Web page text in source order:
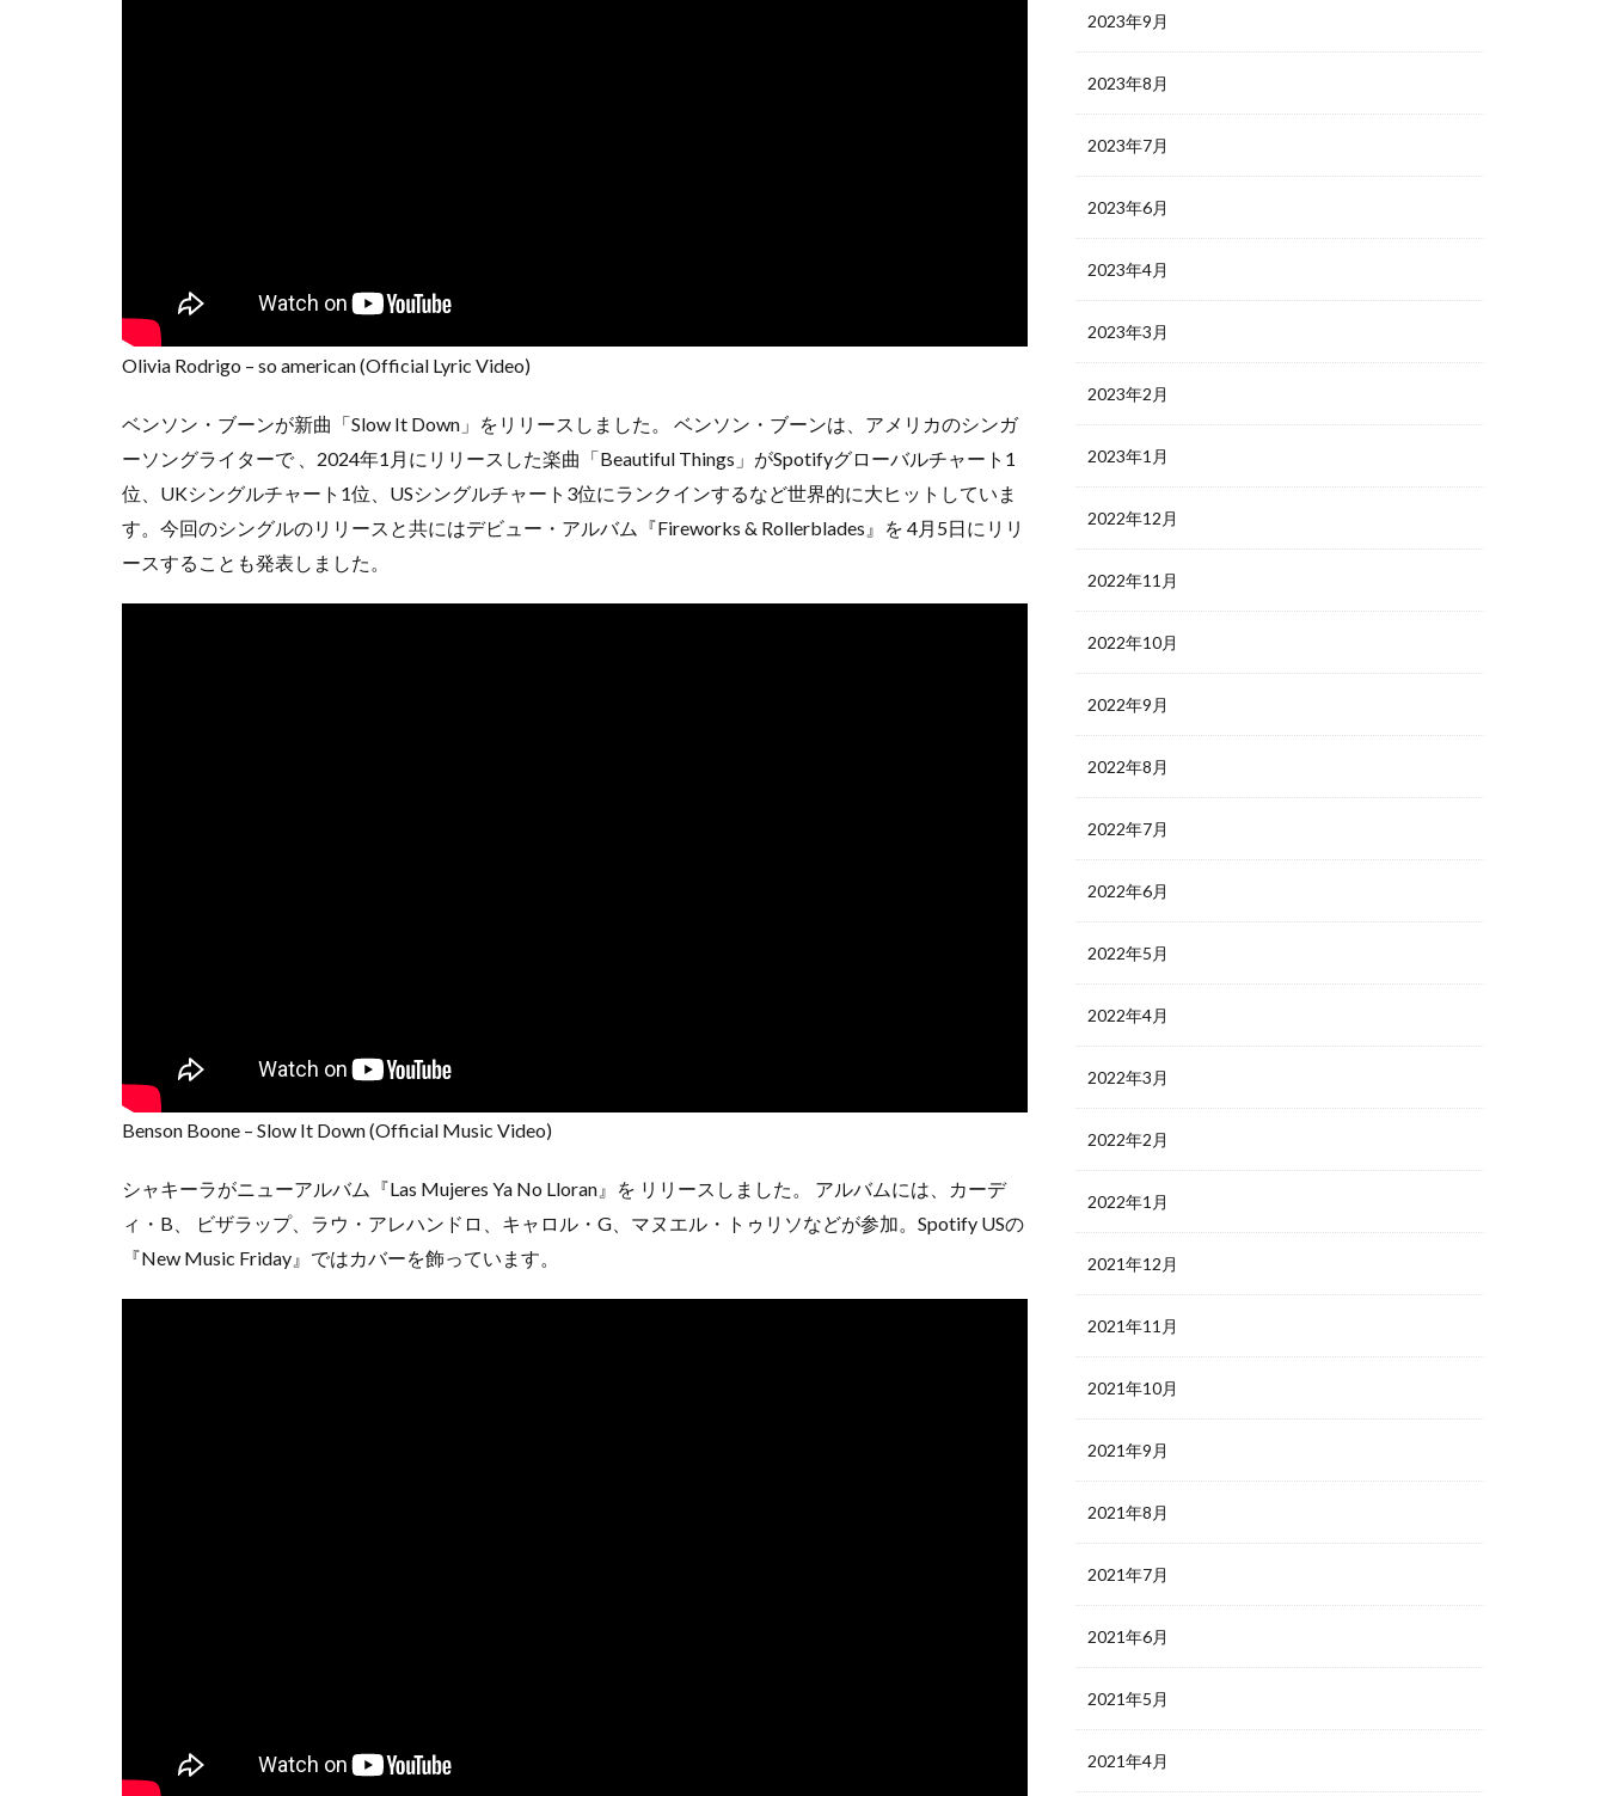
Olivia Rodrigo – so american (Official Lyric Video)
ベンソン・ブーンが新曲「Slow It Down」をリリースしました。 ベンソン・ブーンは、アメリカのシンガ
ーソングライターで 、2024年1月にリリースした楽曲「Beautiful Things」がSpotifyグローバルチャート1
位、UKシングルチャート1位、USシングルチャート3位にランクインするなど世界的に大ヒットしていま
す。今回のシングルのリリースと共にはデビュー・アルバム『Fireworks & Rollerblades』を 4月5日にリリ
ースすることも発表しました。
Benson Boone – Slow It Down (Official Music Video)
シャキーラがニューアルバム『Las Mujeres Ya No Lloran』を リリースしました。 アルバムには、カーデ
ィ・B、 ビザラップ、ラウ・アレハンドロ、キャロル・G、マヌエル・トゥリソなどが参加。Spotify USの
『New Music Friday』ではカバーを飾っています。
2023年9月
2023年8月
2023年7月
2023年6月
2023年4月
2023年3月
2023年2月
2023年1月
2022年12月
2022年11月
2022年10月
2022年9月
2022年8月
2022年7月
2022年6月
2022年5月
2022年4月
2022年3月
2022年2月
2022年1月
2021年12月
2021年11月
2021年10月
2021年9月
2021年8月
2021年7月
2021年6月
2021年5月
2021年4月